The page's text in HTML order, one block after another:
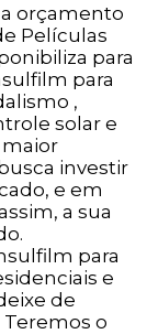
orçamento
Películas
para
para
,
solar e
maior
investir
e em
a sua
para
e
de
o